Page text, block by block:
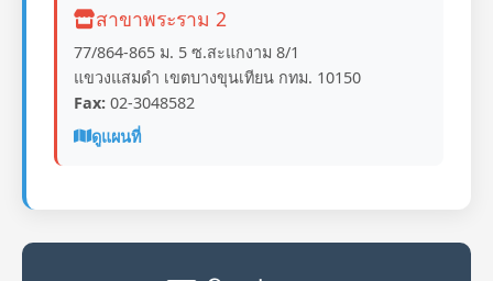
สาขาพระราม 2
77/864-865 ม. 5 ซ.สะแกงาม 8/1
แขวงแสมดำ เขตบางขุนเทียน กทม. 10150
Fax: 02-3048582
ดูแผนที่